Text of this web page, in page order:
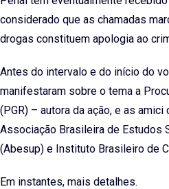
considerado que as chamadas
drogas constituem apologia ao
Antes do intervalo e do início do
manifestaram sobre o tema a
(PGR) – autora da ação, e as
Associação Brasileira de Estudos
(Abesup) e Instituto Brasileiro de
Em instantes, mais detalhes.